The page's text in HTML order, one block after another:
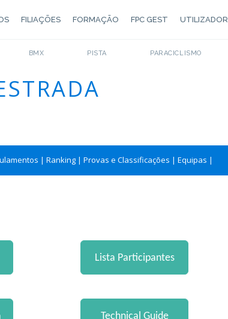
FILIAÇÕES FORMAÇÃO FPC GEST UTILIZADOR
BMX PISTA PARACICLISMO
| Ranking | Provas e Classificações | Equipas |